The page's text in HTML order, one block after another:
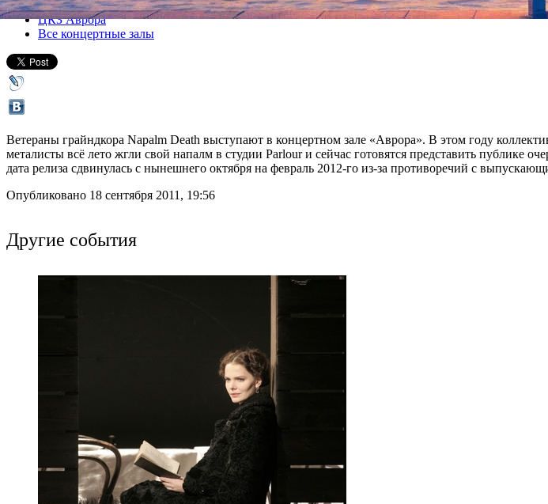
ЦКЗ Аврора
Все концертные залы
Ветераны грайндкора Napalm Death выступают в концертном зале «Аврора». В этом году
металисты всё лето жгли свой напалм в студии Parlour и сейчас готовятся представить публике
дата релиза сдвинулась с нынешнего октября на февраль 2012-го из-за противоречий с
Опубликовано 18 сентября 2011, 19:56
Другие события